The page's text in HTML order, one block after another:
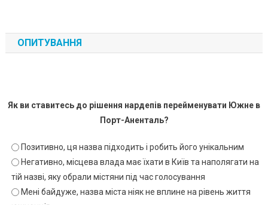
ОПИТУВАННЯ
Як ви ставитесь до рішення нардепів перейменувати Южне в
Порт-Аненталь?
Позитивно, ця назва підходить і робить його унікальним
Негативно, місцева влада має їхати в Київ та наполягати на
тій назві, яку обрали містяни під час голосування
Мені байдуже, назва міста ніяк не вплине на рівень життя